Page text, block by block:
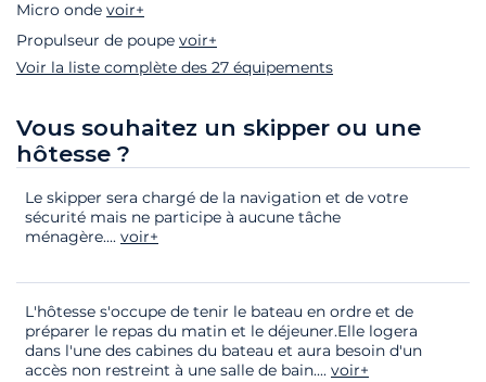
Micro onde voir+
Propulseur de poupe voir+
Voir la liste complète des 27 équipements
Vous souhaitez un skipper ou une
hôtesse ?
Le skipper sera chargé de la navigation et de votre
sécurité mais ne participe à aucune tâche
ménagère.... voir+
L'hôtesse s'occupe de tenir le bateau en ordre et de
préparer le repas du matin et le déjeuner.Elle logera
dans l'une des cabines du bateau et aura besoin d'un
accès non restreint à une salle de bain.... voir+